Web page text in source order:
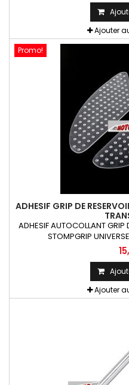
Ajouter
Promo!
ADHESIF GRIP DE
ADHESIF AUTOCOLLANT
STOMPGRIP
Ajouter